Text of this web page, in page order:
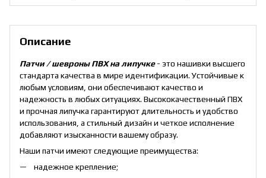
Описание
Патчи / шевроны ПВХ на липучке- это нашивки высшего
стандарта качества в мире идентификации. Устойчивые к
любым условиям, они обеспечивают качество и
надежность в любых ситуациях. Высококачественный ПВХ
и прочная липучка гарантируют длительность и удобство
использования, а стильный дизайн и четкое исполнение
добавляют изысканности вашему образу.
Наши патчи имеют следующие преимущества:
надежное крепление;